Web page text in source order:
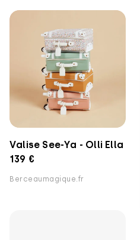
Valise See-Ya - Olli Ella
139 €
Berceaumagique.fr